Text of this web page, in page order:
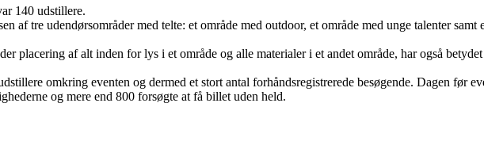
140 udstillere.
af tre udendørsområder med telte: et område med outdoor, et område med unge talenter samt
placering af alt inden for lys i et område og alle materialer i et andet område, har også
omkring eventen og dermed et stort antal forhåndsregistrerede besøgende. Dagen før
og mere end 800 forsøgte at få billet uden held.